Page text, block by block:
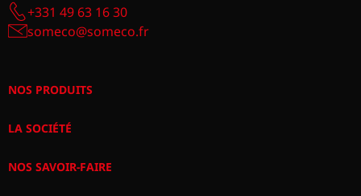
+331 49 63 16 30
someco@someco.fr
NOS PRODUITS
LA SOCIÉTÉ
NOS SAVOIR-FAIRE